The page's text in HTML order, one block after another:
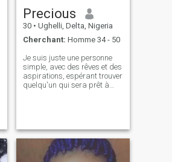
Precious
30 • Ughelli, Delta, Nigeria
Cherchant: Homme 34 - 50
Je suis juste une personne
simple, avec des rêves et des
aspirations, espérant trouver
quelqu'un qui sera prêt à